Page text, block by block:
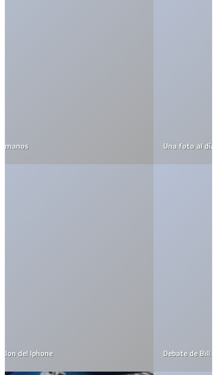
Una foto al día por 39 años
Debate de Bill Gates y Steve Jobs (Mañana)